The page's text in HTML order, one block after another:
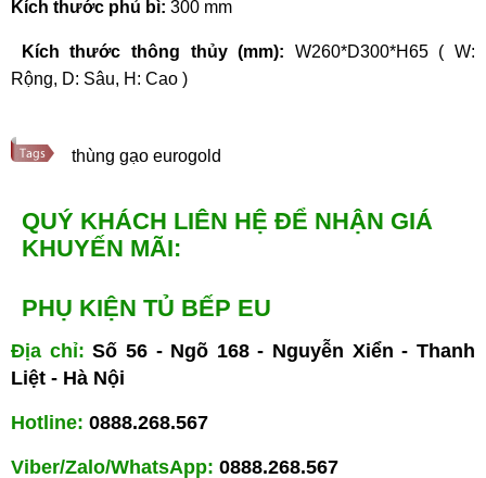
Kích thước phủ bì: 300 mm
Kích thước thông thủy (mm): W260*D300*H65( W:
Rộng, D: Sâu, H: Cao )
thùng gạo eurogold
QUÝ KHÁCH LIÊN HỆ ĐỂ NHẬN GIÁ
KHUYẾN MÃI:
PHỤ KIỆN TỦ BẾP EU
Địa chỉ: Số 56 - Ngõ 168 - Nguyễn Xiển - Thanh
Liệt - Hà Nội
Hotline: 0888.268.567
Viber/Zalo/WhatsApp: 0888.268.567